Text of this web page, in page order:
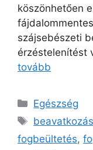
köszönhetően
szájsebészeti
érzéstelenítést
tovább
Kategória
Egészség
Címkék
fogbeültetés,